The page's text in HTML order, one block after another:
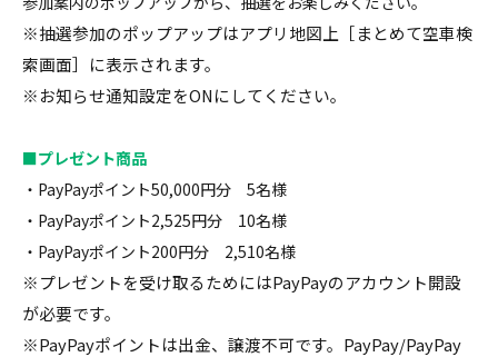
※抽選参加のポップアップはアプリ地図上［まとめて空車検
索画面］に表示されます。
※お知らせ通知設定をONにしてください。
■プレゼント商品
・PayPayポイント50,000円分 5名様
・PayPayポイント2,525円分 10名様
・PayPayポイント200円分 2,510名様
※プレゼントを受け取るためにはPayPayのアカウント開設
が必要です。
※PayPayポイントは出金、譲渡不可です。PayPay/PayPay